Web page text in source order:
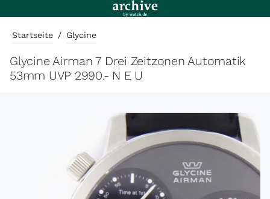
Startseite / Glycine
Glycine Airman 7 Drei Zeitzonen Automatik
53mm UVP 2990.- N E U